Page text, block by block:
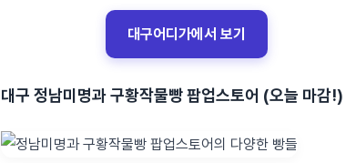
대구어디가에서 보기
대구 정남미명과 구황작물빵 팝업스토어 (오늘 마감!)